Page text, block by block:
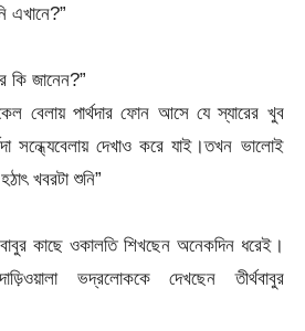
এখানে?”
কি জানেন?”
বেলায় পার্থদার ফোন আসে যে স্যারের খুব
সন্ধ্যেবেলায় দেখাও করে যাই।তখন ভালোই
খবরটা শুনি”
কাছে ওকালতি শিখছেন অনেকদিন ধরেই।
ভদ্রলোককে দেখছেন তীর্থবাবুর